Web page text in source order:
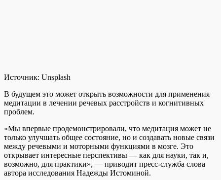
Источник: Unsplash
В будущем это может открыть возможности для применения
медитации в лечении речевых расстройств и когнитивных
проблем.
«Мы впервые продемонстрировали, что медитация может не
только улучшать общее состояние, но и создавать новые связи
между речевыми и моторными функциями в мозге. Это
открывает интересные перспективы — как для науки, так и,
возможно, для практики», — приводит пресс-служба слова
автора исследования Надежды Истоминой.